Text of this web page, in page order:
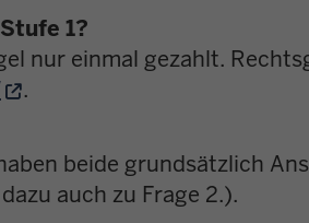
1?
nur einmal gezahlt.
.
beide grundsätzlich
auch zu Frage 2.).